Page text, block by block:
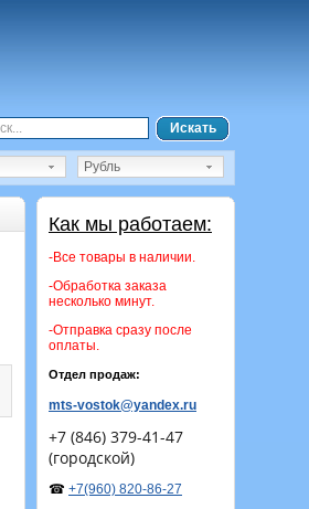
Искать
Рубль
Как мы работаем:
-Все товары в наличии.
-Обработка заказа
несколько минут.
-Отправка сразу после
оплаты.
Отдел продаж:
mts-vostok@yandex.ru
+7 (846) 379-41-47
(городской)
☎ +7(960) 820-86-27